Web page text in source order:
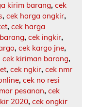
kirim barang, cek
, cek harga ongkir,
, cek harga
, cek ingkir,
, cek kargo jne,
cek kiriman barang,
, cek ngkir, cek nmr
, cek no resi
pesanan, cek
2020, cek ongkir